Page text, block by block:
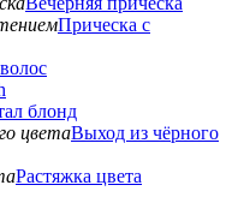
Прическа с
блонд
Выход из чёрного
Растяжка цвета